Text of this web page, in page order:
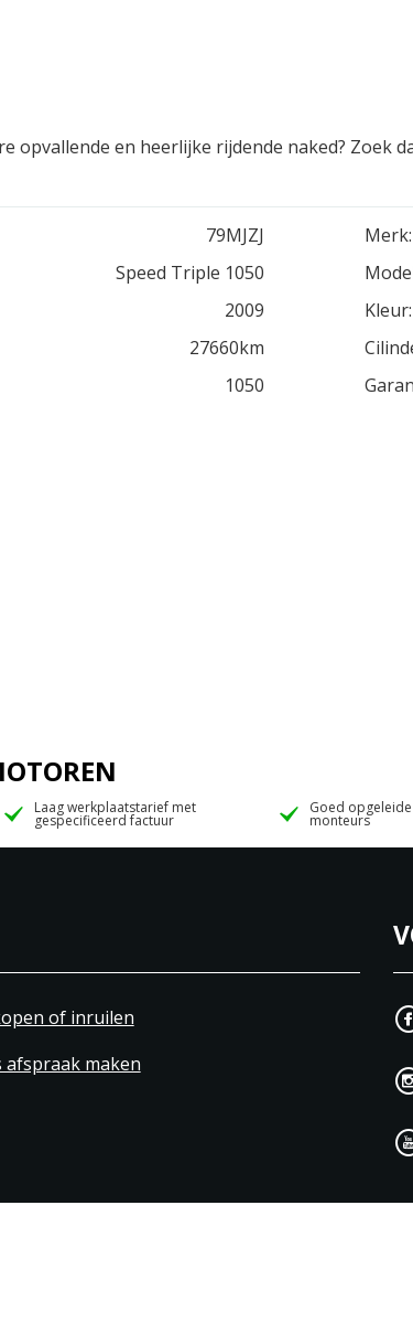
opvallende en heerlijke rijdende naked? Zoek
79MJZJ Merk:
Speed Triple 1050
2009 Kleur:
27660km
1050
Laag werkplaatstarief met
gespecificeerd factuur
Goed
monteurs
of inruilen
afspraak maken